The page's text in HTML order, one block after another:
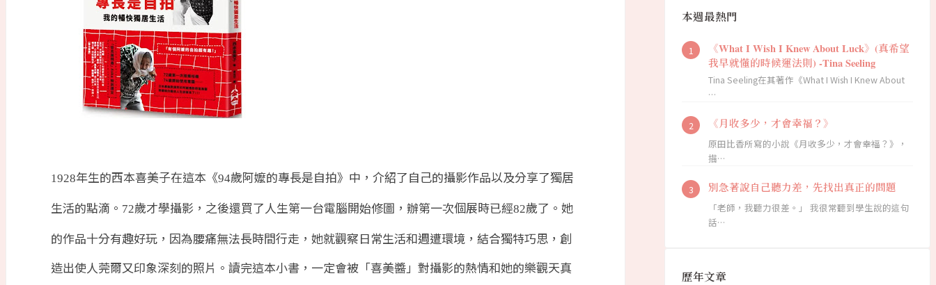
1928年生的西本喜美子在這本《94歲阿嬤的專長是自拍》中，介紹了自己的攝影作品以及分享了獨居
生活的點滴。 72歲才學攝影，之後還買了人生第一台電腦開始修圖，辦第一次個展時已經82歲了。她
的作品十分有趣好玩，因為腰痛無法長時間行走，她就觀察日常生活和週遭環境，結合獨特巧思，創
造出使人莞爾又印象深刻的照片。讀完這本小書，一定會被「喜美醬」對攝影的熱情和她的樂觀天真
本週最熱門
《What I Wish I Knew About Luck》(真希望
我早就懂的時候運法則) -Tina Seeling
Tina Seeling在其著作《What I Wish I Knew About
…
《月收多少，才會幸福？》
原田比香所寫的小說《月收多少，才會幸福？》，
描…
別急著說自己聽力差，先找出真正的問題
「老師，我聽力很差。」 我很常聽到學生說的這句
話…
歷年文章